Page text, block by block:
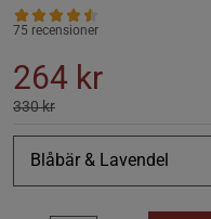
75 recensioner
264 kr
330 kr
Blåbär & Lavendel